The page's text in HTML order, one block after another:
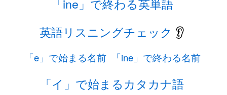
「ine」で終わる英単語
英語リスニングチェック 👂
「e」で始まる名前 「ine」で終わる名前
「イ」で始まるカタカナ語